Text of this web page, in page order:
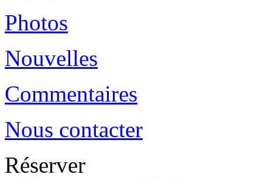
Photos
Nouvelles
Commentaires
Nous contacter
Réserver